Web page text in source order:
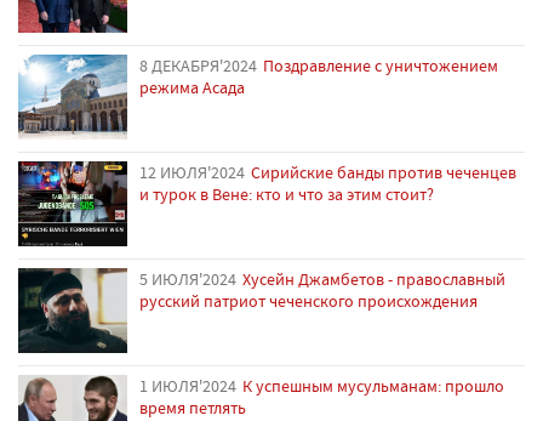
8 ДЕКАБРЯ'2024 Поздравление с уничтожением
режима Асада
12 ИЮЛЯ'2024 Сирийские банды против чеченцев
и турок в Вене: кто и что за этим стоит?
5 ИЮЛЯ'2024 Хусейн Джамбетов - православный
русский патриот чеченского происхождения
1 ИЮЛЯ'2024 К успешным мусульманам: прошло
время петлять